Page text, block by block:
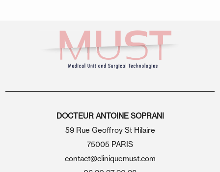
DOCTEUR ANTOINE SOPRANI
59 Rue Geoffroy St Hilaire
75005 PARIS
contact@cliniquemust.com